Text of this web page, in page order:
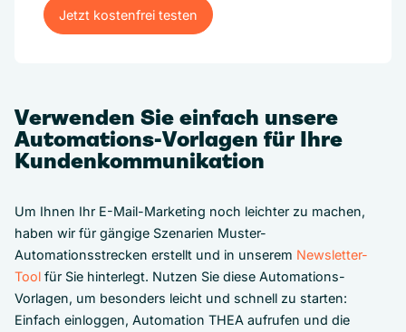
Jetzt kostenfrei testen
Jetzt kostenfrei testen
Verwenden Sie einfach unsere
Automations-Vorlagen für Ihre
Kundenkommunikation
Um Ihnen Ihr E-Mail-Marketing noch leichter zu machen,
haben wir für gängige Szenarien Muster-
Automationsstrecken erstellt und in unserem Newsletter-
Tool für Sie hinterlegt. Nutzen Sie diese Automations-
Vorlagen, um besonders leicht und schnell zu starten:
Einfach einloggen, Automation THEA aufrufen und die